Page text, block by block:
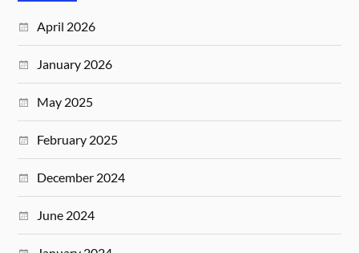
April 2026
January 2026
May 2025
February 2025
December 2024
June 2024